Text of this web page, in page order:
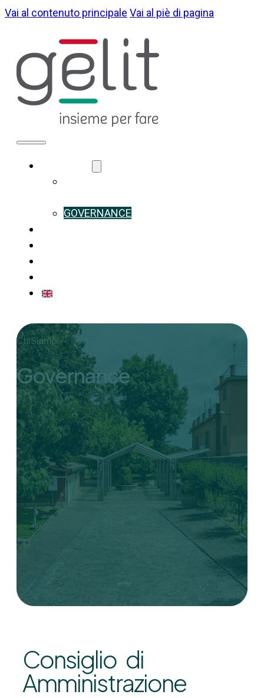
Vai al contenuto principale Vai al piè di pagina
GOVERNANCE
Chi Siamo
Governance
Consiglio di
Amministrazione